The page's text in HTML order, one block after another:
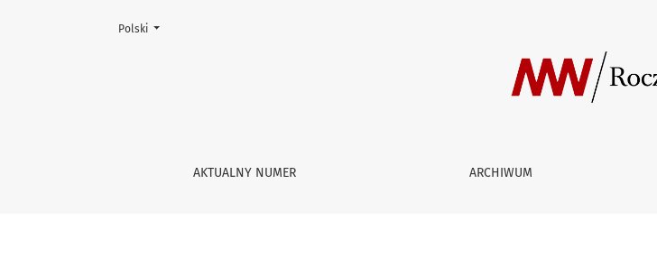
Pomnik prezydenta Thomasa Woodrow Wilsona. Dar Ignacego Jana Paderewskiego
AKTUALNY NUMER ARCHIWUM
Zmień język, obecnie wybrany to:
Polski